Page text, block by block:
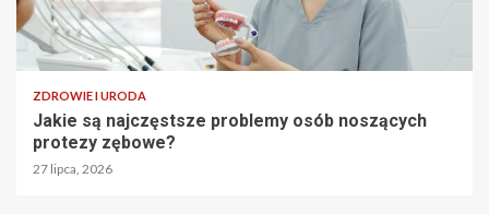
ZDROWIE I URODA
Jakie są najczęstsze problemy osób noszących
protezy zębowe?
27 lipca, 2026